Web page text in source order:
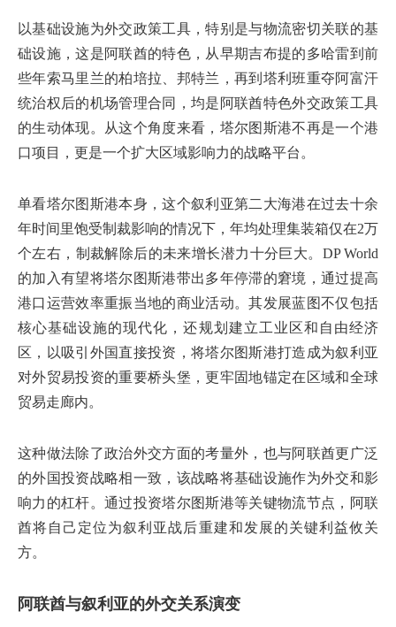
以基础设施为外交政策工具，特别是与物流密切关联的基
础设施，这是阿联酋的特色，从早期吉布提的多哈雷到前
些年索马里兰的柏培拉、邦特兰，再到塔利班重夺阿富汗
统治权后的机场管理合同，均是阿联酋特色外交政策工具
的生动体现。从这个角度来看，塔尔图斯港不再是一个港
口项目，更是一个扩大区域影响力的战略平台。
单看塔尔图斯港本身，这个叙利亚第二大海港在过去十余
年时间里饱受制裁影响的情况下，年均处理集装箱仅在2万
个左右，制裁解除后的未来增长潜力十分巨大。DP World
的加入有望将塔尔图斯港带出多年停滞的窘境，通过提高
港口运营效率重振当地的商业活动。其发展蓝图不仅包括
核心基础设施的现代化，还规划建立工业区和自由经济
区，以吸引外国直接投资，将塔尔图斯港打造成为叙利亚
对外贸易投资的重要桥头堡，更牢固地锚定在区域和全球
贸易走廊内。
这种做法除了政治外交方面的考量外，也与阿联酋更广泛
的外国投资战略相一致，该战略将基础设施作为外交和影
响力的杠杆。通过投资塔尔图斯港等关键物流节点，阿联
酋将自己定位为叙利亚战后重建和发展的关键利益攸关
方。
阿联酋与叙利亚的外交关系演变